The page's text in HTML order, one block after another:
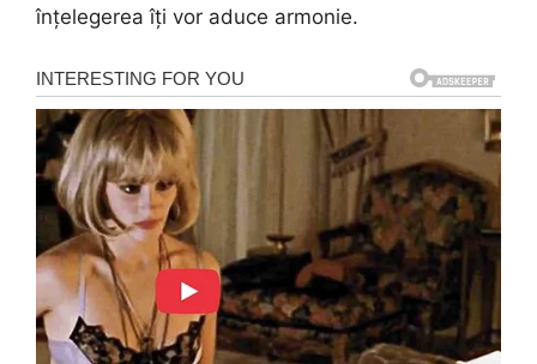
înțelegerea îți vor aduce armonie.